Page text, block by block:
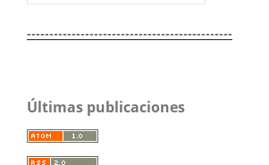
----------------------------------------------
Últimas publicaciones